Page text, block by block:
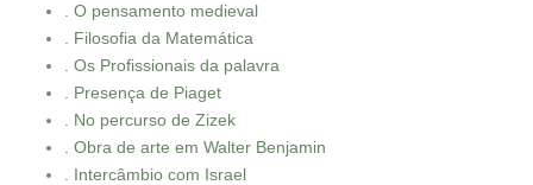
. O pensamento medieval
. Filosofia da Matemática
. Os Profissionais da palavra
. Presença de Piaget
. No percurso de Zizek
. Obra de arte em Walter Benjamin
. Intercâmbio com Israel